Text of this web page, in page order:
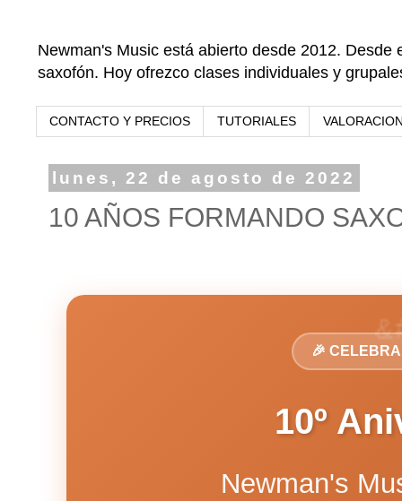
Newman's Music está abierto desde 2012.
saxofón. Hoy ofrezco clases individuales y
CONTACTO Y PRECIOS TUTORIALES
lunes, 22 de agosto de 2022
10 AÑOS FORMANDO
🎉
10º
Newman's